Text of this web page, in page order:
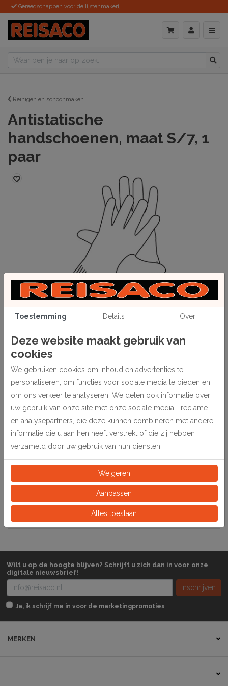
Gereedschappen voor de lijstenmakerij
Reinigen en schoonmaken
Antistatische
handschoenen, maat S/7, 1
paar
Beschrijving
zachte synthetische vezels welke, ook na uitwassen, altijd hun
werking behouden. Verpakt per paar.
Maat s/7.
Specificaties
Artikelnummer 198810
Wilt u op de hoogte blijven? Schrijft u zich dan in voor onze
digitale nieuwsbrief!
Inschrijven
Ja, ik schrijf me in voor de marketingpromoties
MERKEN
Toestemming Details Over
Deze website maakt gebruik van
cookies
We gebruiken cookies om inhoud en advertenties te
personaliseren, om functies voor sociale media te bieden en
om ons verkeer te analyseren. We delen ook informatie over
uw gebruik van onze site met onze sociale media-, reclame-
en analysepartners, die deze kunnen combineren met andere
informatie die u aan hen heeft verstrekt of die zij hebben
verzameld door uw gebruik van hun diensten.
Weigeren
Aanpassen
Alles toestaan